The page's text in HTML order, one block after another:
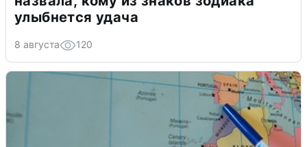
улыбнется удача
8 августа 120